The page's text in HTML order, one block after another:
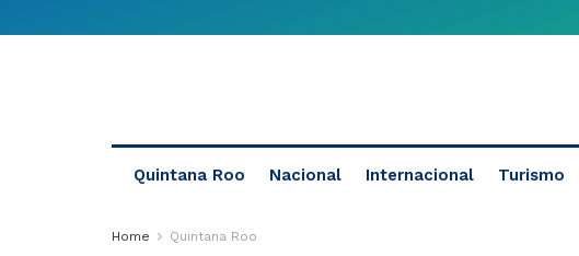
Quintana Roo Nacional Internacional Turismo
Home Quintana Roo